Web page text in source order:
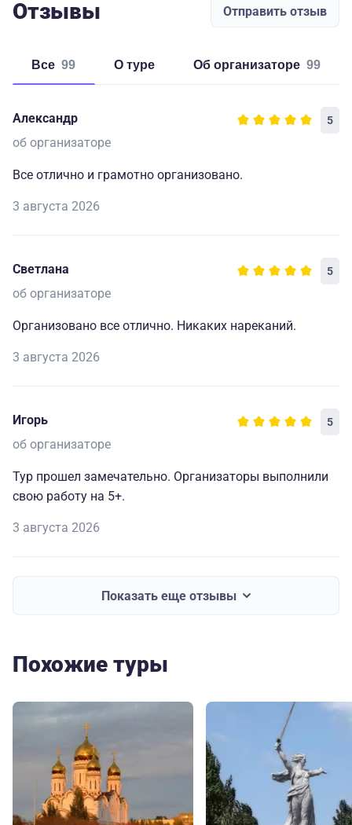
Отзывы Отправить отзыв
Все 99 о туре об организаторе 99
Александр 5
об организаторе
Все отлично и грамотно организовано.
3 августа 2026
Светлана 5
об организаторе
Организовано все отлично. Никаких нареканий.
3 августа 2026
Игорь 5
об организаторе
Тур прошел замечательно. Организаторы выполнили
свою работу на 5+.
3 августа 2026
Показать еще отзывы
Похожие туры